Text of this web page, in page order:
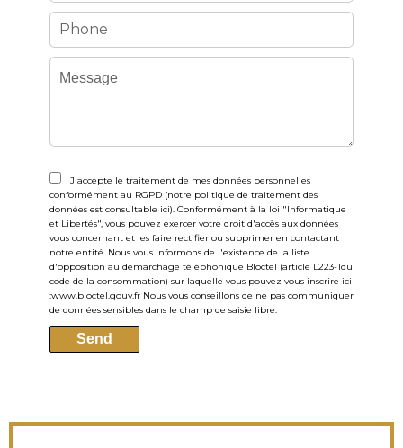
J'accepte le traitement de mes données personnelles
conformément au RGPD (notre politique de traitement des
données est consultable ici). Conformément à la loi "Informatique
et Libertés", vous pouvez exercer votre droit d'accès aux données
vous concernant et les faire rectifier ou supprimer en contactant
notre entité. Nous vous informons de l'existence de la liste
d'opposition au démarchage téléphonique Bloctel (article L223-1du
code de la consommation) sur laquelle vous pouvez vous inscrire ici
:www.bloctel.gouv.fr Nous vous conseillons de ne pas communiquer
de données sensibles dans le champ de saisie libre.
Send